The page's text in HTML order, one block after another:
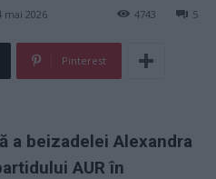
mai 2026 5
4743
Pinterest
a beizadelei Alexandra
AUR în